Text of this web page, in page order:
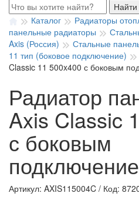
Найти
Каталог
Радиаторы
панельные радиаторы
Axis (Россия)
Стальные
11 тип (боковое подключение)
Classic 11 500x400 с боковым
Радиатор
Axis Classic
с боковым
Артикул: AXIS115004C / Код: